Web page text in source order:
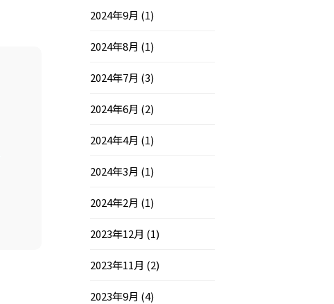
2024年9月 (1)
2024年8月 (1)
2024年7月 (3)
2024年6月 (2)
2024年4月 (1)
2024年3月 (1)
2024年2月 (1)
2023年12月 (1)
2023年11月 (2)
2023年9月 (4)